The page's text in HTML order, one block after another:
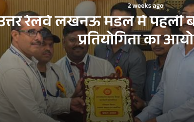
2 weeks ago
रेलवे लखनऊ मंडल में पहली बार
प्रतियोगिता का
ago
रेलवे लखनऊ मंडल में पहली बार G&SR प्रश्नोत्तरी प्रतियोगिता का